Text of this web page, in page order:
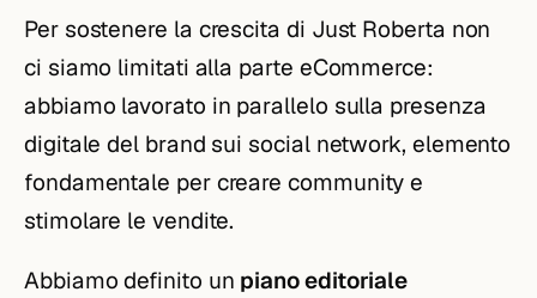
Per sostenere la crescita di Just Roberta non
ci siamo limitati alla parte eCommerce:
abbiamo lavorato in parallelo sulla presenza
digitale del brand sui social network, elemento
fondamentale per creare community e
stimolare le vendite.
Abbiamo definito un piano editoriale